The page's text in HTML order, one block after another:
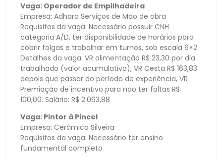
Vaga: Operador de Empilhadeira
Empresa: Adhara Serviços de Mão de obra
Requisitos da vaga: Necessário possuir CNH
categoria A/D, ter disponibilidade de horários para
cobrir folgas e trabalhar em turnos, sob escala 6×2
Detalhes da vaga: VR alimentação R$ 23,30 por dia
trabalhado (valor acumulativo), VR Cesta R$ 163,83
depois que passar do período de experiência, VR
Premiação de incentivo para não ter faltas R$
100,00. Salário: R$ 2.063,88
Vaga: Pintor à Pincel
Empresa: Cerâmica Silveira
Requisitos da vaga: Necessário ter ensino
fundamental completo